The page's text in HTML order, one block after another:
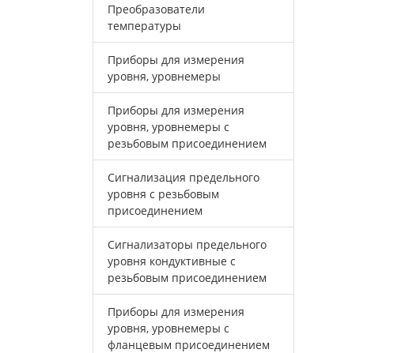
Преобразователи
температуры
Приборы для измерения
уровня, уровнемеры
Приборы для измерения
уровня, уровнемеры с
резьбовым присоединением
Сигнализация предельного
уровня с резьбовым
присоединением
Сигнализаторы предельного
уровня кондуктивные с
резьбовым присоединением
Приборы для измерения
уровня, уровнемеры с
фланцевым присоединением